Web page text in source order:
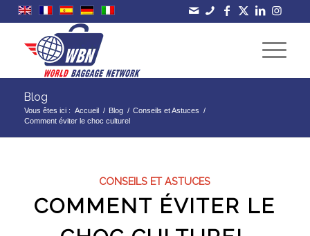
Blog
Vous êtes ici : Accueil / Blog / Conseils et Astuces /
Comment éviter le choc culturel
CONSEILS ET ASTUCES
COMMENT ÉVITER LE